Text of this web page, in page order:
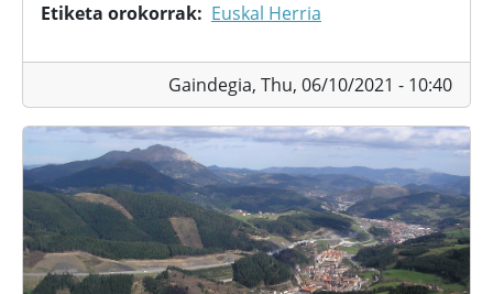
Etiketa orokorrak Euskal Herria
Gaindegia, Thu, 06/10/2021 - 10:40